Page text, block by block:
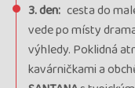
průvodce: Jarka
Kód termínu
3. den: cesta do
vede po místy
výhledy. Poklidná
kavárničkami a